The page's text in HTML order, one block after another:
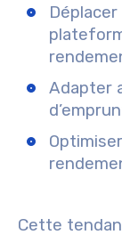
Adapter
Cette